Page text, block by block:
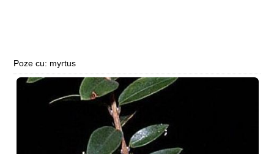
Poze cu: myrtus